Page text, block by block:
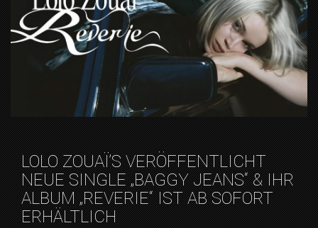
LOLO ZOUAÏ’S VERÖFFENTLICHT
NEUE SINGLE „BAGGY JEANS“ & IHR
ALBUM „REVERIE“ IST AB SOFORT
ERHÄLTLICH